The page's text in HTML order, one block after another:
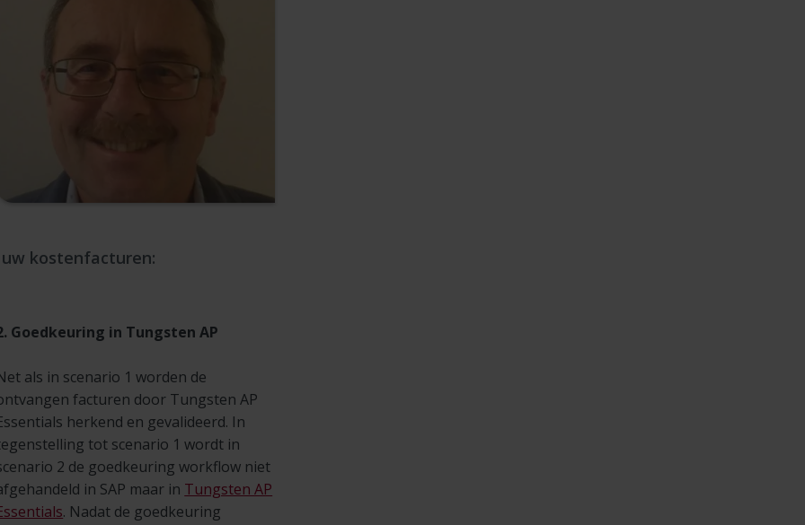
kostenfacturen:
Goedkeuring in Tungsten AP
als in scenario 1 worden de
facturen door Tungsten AP
herkend en gevalideerd. In
tot scenario 1 wordt in
2 de goedkeuring workflow niet
in SAP maar in Tungsten AP
. Nadat de goedkeuring